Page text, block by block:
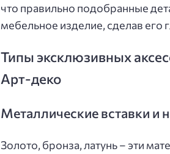
что правильно подобранные
мебельное изделие, сделав
Типы эксклюзивных
Арт-деко
Металлические вставки и
Золото, бронза, латунь – эти